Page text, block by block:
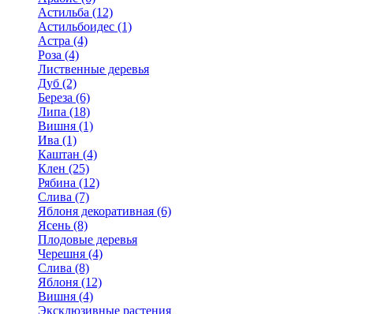
Астильба (12)
Астильбоидес (1)
Астра (4)
Роза (4)
Лиственные деревья
Дуб (2)
Береза (6)
Липа (18)
Вишня (1)
Ива (1)
Каштан (4)
Клен (25)
Рябина (12)
Слива (7)
Яблоня декоративная (6)
Ясень (8)
Плодовые деревья
Черешня (4)
Слива (8)
Яблоня (12)
Вишня (4)
Эксклюзивные растения